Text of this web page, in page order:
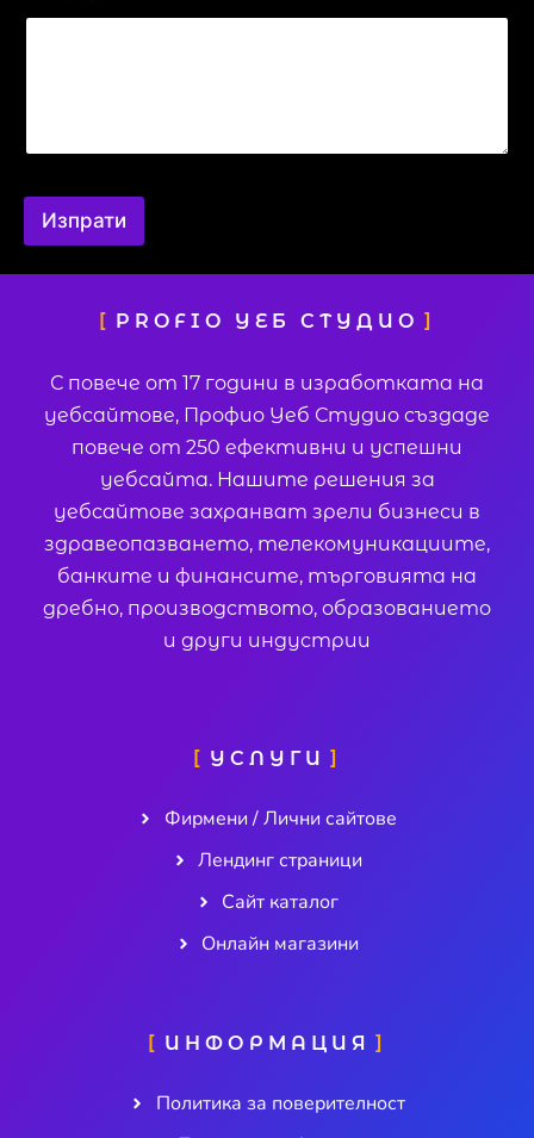
Изпрати
PROFIO УЕБ СТУДИО
С повече от 17 години в изработката на
уебсайтове, Профио Уеб Студио създаде
повече от 250 ефективни и успешни
уебсайта. Нашите решения за
уебсайтове захранват зрели бизнеси в
здравеопазването, телекомуникациите,
банките и финансите, търговията на
дребно, производството, образованието
и други индустрии
УСЛУГИ
Фирмени / Лични сайтове
Лендинг страници
Сайт каталог
Онлайн магазини
ИНФОРМАЦИЯ
Политика за поверителност